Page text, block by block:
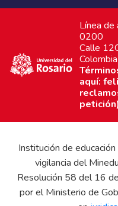
Línea
0200
Calle
Colombia
aquí:
petición)
Institución de
vigilancia del
Resolución 58 del 16
por el Ministerio de